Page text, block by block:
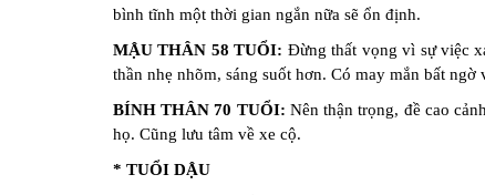
bình tĩnh một thời gian ngắn nữa sẽ ổn định.
MẬU THÂN 58 TUỔI: Đừng thất vọng vì sự việc
thần nhẹ nhõm, sáng suốt hơn. Có may mắn bất ngờ
BÍNH THÂN 70 TUỔI: Nên thận trọng, đề cao
họ. Cũng lưu tâm về xe cộ.
* TUỔI DẬU